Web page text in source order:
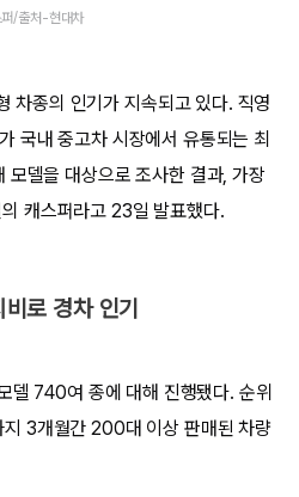
퍼/출처-현대차
차종의 인기가 지속되고 있다. 직영
국내 중고차 시장에서 유통되는 최
델을 대상으로 조사한 결과, 가장
캐스퍼라고 23일 발표했다.
로 경차 인기
델 740여 종에 대해 진행됐다. 순위
3개월간 200대 이상 판매된 차량